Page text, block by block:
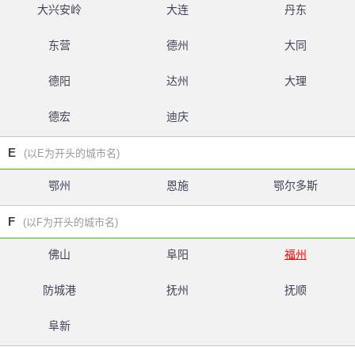
大兴安岭 大连 丹东
东营 德州 大同
德阳 达州 大理
德宏 迪庆
E (以E为开头的城市名)
鄂州 恩施 鄂尔多斯
F (以F为开头的城市名)
佛山 阜阳 福州
防城港 抚州 抚顺
阜新